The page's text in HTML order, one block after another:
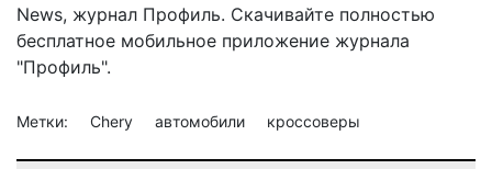
News, журнал Профиль. Скачивайте полностью
бесплатное мобильное приложение журнала
"Профиль".
Метки: Chery автомобили кроссоверы